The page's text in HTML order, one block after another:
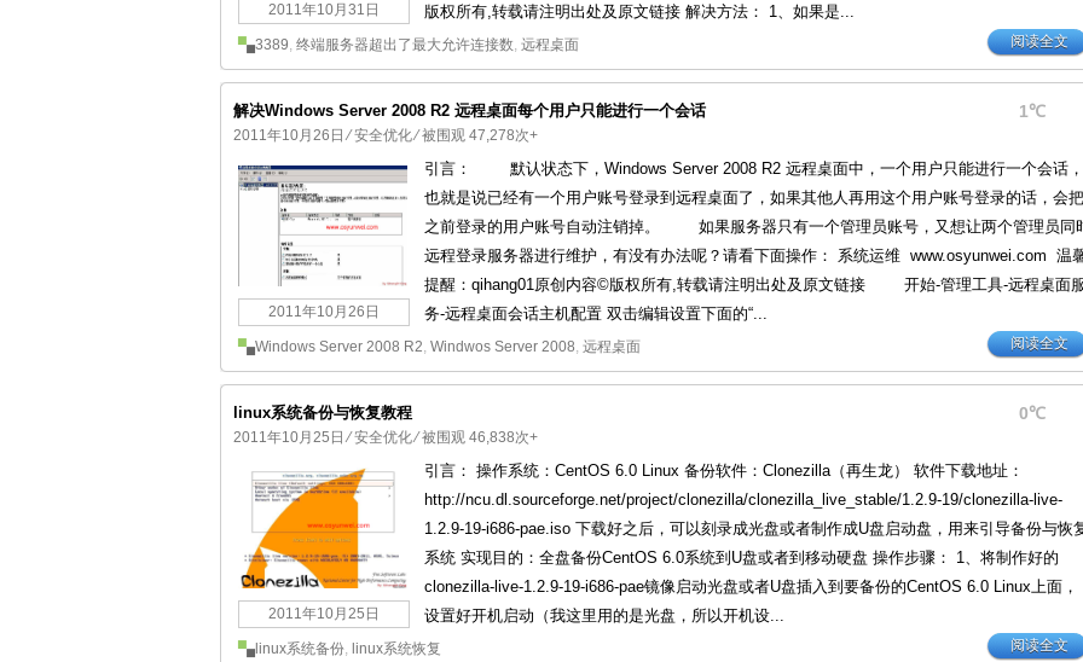
2011年10月31日
版权所有,转载请注明出处及原文链接 解决方法： 1、如果是...
3389, 终端服务器超出了最大允许连接数, 远程桌面 阅读全文
1℃
解决Windows Server 2008 R2 远程桌面每个用户只能进行一个会话
2011年10月26日 ⁄安全优化⁄ 被围观 47,278次+
2011年10月26日
引言： 默认状态下，Windows Server 2008 R2 远程桌面中，一个用户只能进行一个会话，
也就是说已经有一个用户账号登录到远程桌面了，如果其他人再用这个用户账号登录的话，会把
之前登录的用户账号自动注销掉。 如果服务器只有一个管理员账号，又想让两个管理员同
远程登录服务器进行维护，有没有办法呢？请看下面操作： 系统运维 www.osyunwei.com 温
提醒：qihang01原创内容©版权所有,转载请注明出处及原文链接 开始-管理工具-远程桌面
务-远程桌面会话主机配置 双击编辑设置下面的“...
Windows Server 2008 R2, Windwos Server 2008, 远程桌面 阅读全文
0℃
linux系统备份与恢复教程
2011年10月25日 ⁄安全优化⁄ 被围观 46,838次+
2011年10月25日
引言： 操作系统：CentOS 6.0 Linux 备份软件：Clonezilla（再生龙） 软件下载地址：
http://ncu.dl.sourceforge.net/project/clonezilla/clonezilla_live_stable/1.2.9-19/clonezilla-live-
1.2.9-19-i686-pae.iso 下载好之后，可以刻录成光盘或者制作成U盘启动盘，用来引导备份与恢
系统 实现目的：全盘备份CentOS 6.0系统到U盘或者到移动硬盘 操作步骤： 1、将制作好的
clonezilla-live-1.2.9-19-i686-pae镜像启动光盘或者U盘插入到要备份的CentOS 6.0 Linux上面，
设置好开机启动（我这里用的是光盘，所以开机设...
linux系统备份, linux系统恢复 阅读全文